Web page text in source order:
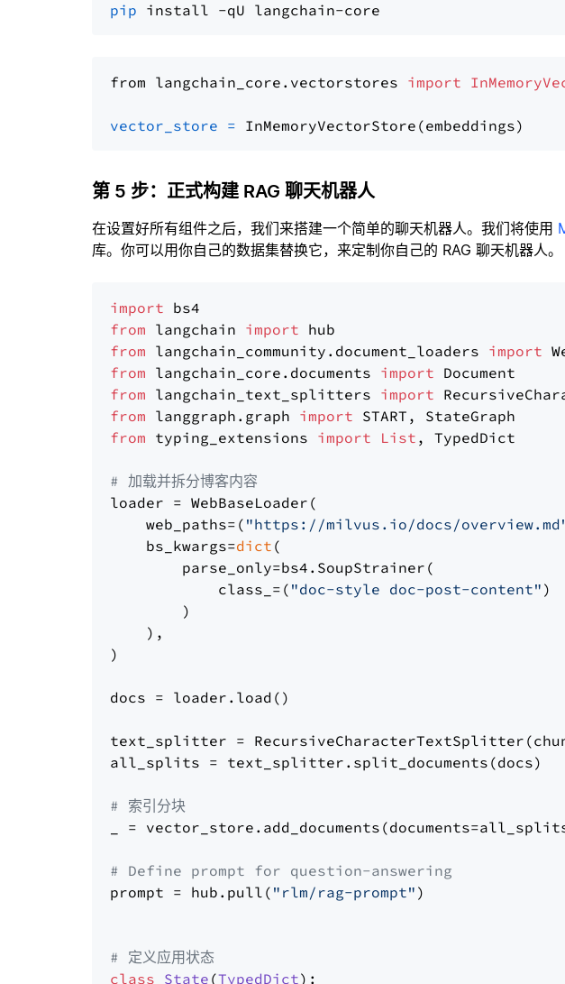
pip
from langchain_core.vectorstores import
vector_store =
第 5 步：正式构建 RAG 聊天机器人
在设置好所有组件之后，我们来搭建一个简单的聊天机器人。我们将使用
库。你可以用你自己的数据集替换它，来定制你自己的 RAG 聊天机器人。
import
from langchain import
from langchain_community.document_loaders import
from langchain_core.documents import
from langchain_text_splitters import
from langgraph.graph import
from typing_extensions import List , TypedDict
# 加载并拆分博客内容
loader = WebBaseLoader(
    web_paths=(
"https://milvus.io/docs/
    bs_kwargs=
dict (
        parse_only=bs4.SoupStrainer(
            class_=(
"doc-style doc-post-content" )
        )
    ),
)
docs = loader.load()
text_splitter =
all_splits = text_splitter.split_documents(docs)
# 索引分块
_ =
# Define prompt for question-answering
prompt = hub.pull( "rlm/rag-prompt" )
# 定义应用状态
class State (TypedDict):